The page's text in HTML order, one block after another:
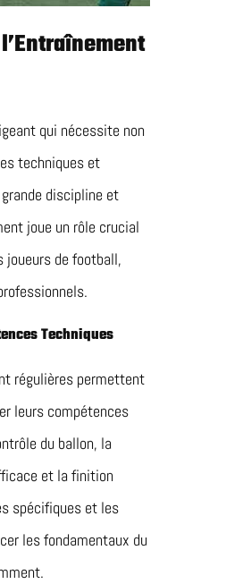
qui nécessite non
techniques et
discipline et
joue un rôle crucial
joueurs de football,
Techniques
régulières permettent
leurs compétences
du ballon, la
et la finition
spécifiques et les
les fondamentaux du